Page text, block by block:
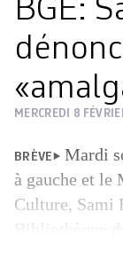
BGE:
MERCREDI 8
BRÈVE
Mardi
à gauche et le
Culture, Sami